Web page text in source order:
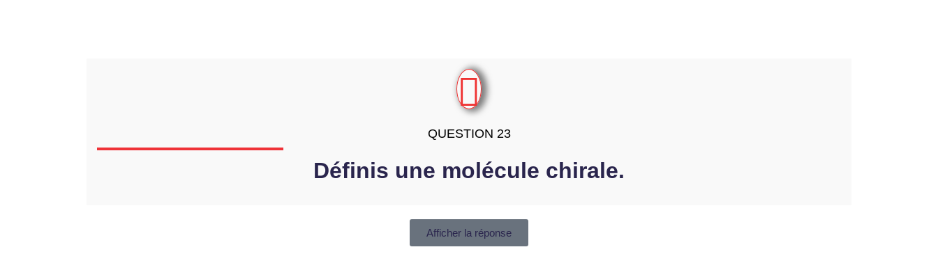
QUESTION 23
Définis une molécule chirale.
Afficher la réponse